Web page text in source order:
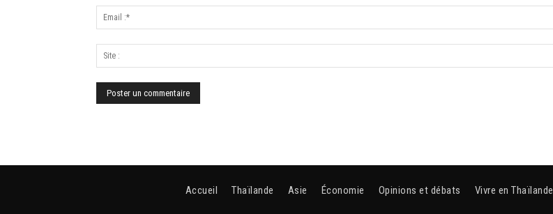
Accueil Thaïlande Asie Économie Opinions et débats Vivre en Thaïlande